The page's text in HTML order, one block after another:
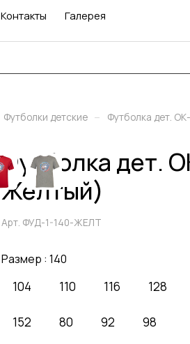
Контакты Галерея
Футболки детские – Футболка дет.
Футболка дет.
Желтый)
Арт. ФУД-1-140-ЖЕЛТ
Размер : 140
104 110 116 128
152 80 92 98